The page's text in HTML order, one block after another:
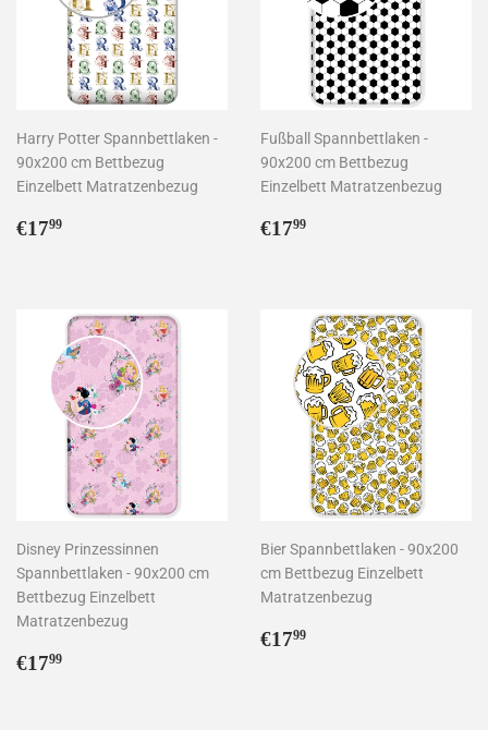
Harry Potter Spannbettlaken -
90x200 cm Bettbezug
Einzelbett Matratzenbezug
Normaler
€1799
Fußball Spannbettlaken -
90x200 cm Bettbezug
Einzelbett Matratzenbezug
Normaler
€1799
Disney Prinzessinnen
Spannbettlaken - 90x200 cm
Bettbezug Einzelbett
Matratzenbezug
Normaler
€1799
Bier Spannbettlaken - 90x200
cm Bettbezug Einzelbett
Matratzenbezug
Normaler
€1799